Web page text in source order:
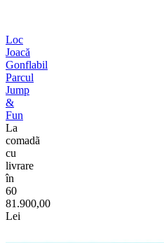
Loc
Joacă
Gonflabil
Parcul
Jump
&
Fun
La
comadã
cu
livrare
în
60
81.900,00
Lei